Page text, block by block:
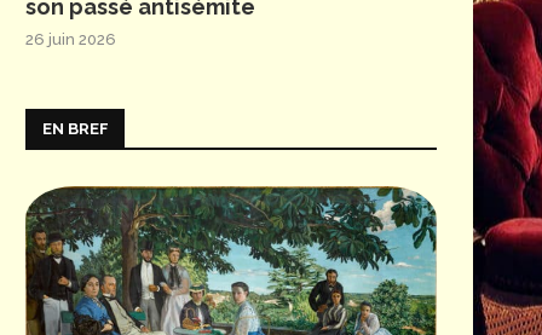
son passé antisémite
26 juin 2026
EN BREF